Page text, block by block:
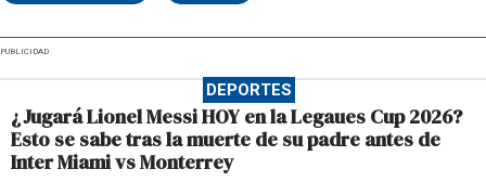
PUBLICIDAD
DEPORTES
¿Jugará Lionel Messi HOY en la Legaues Cup 2026?
Esto se sabe tras la muerte de su padre antes de
Inter Miami vs Monterrey